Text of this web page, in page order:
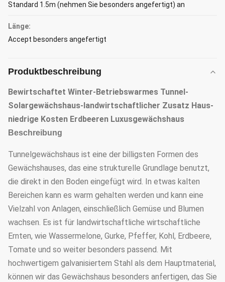
Standard 1.5m (nehmen Sie besonders angefertigt) an
Länge:
Accept besonders angefertigt
Produktbeschreibung
Bewirtschaftet Winter-Betriebswarmes Tunnel-
Solargewächshaus-landwirtschaftlicher Zusatz Haus-
niedrige Kosten Erdbeeren Luxusgewächshaus
Beschreibung
Tunnelgewächshaus ist eine der billigsten Formen des
Gewächshauses, das eine strukturelle Grundlage benutzt,
die direkt in den Boden eingefügt wird. In etwas kalten
Bereichen kann es warm gehalten werden und kann eine
Vielzahl von Anlagen, einschließlich Gemüse und Blumen
wachsen. Es ist für landwirtschaftliche wirtschaftliche
Ernten, wie Wassermelone, Gurke, Pfeffer, Kohl, Erdbeere,
Tomate und so weiter besonders passend. Mit
hochwertigem galvanisiertem Stahl als dem Hauptmaterial,
können wir das Gewächshaus besonders anfertigen, das Sie